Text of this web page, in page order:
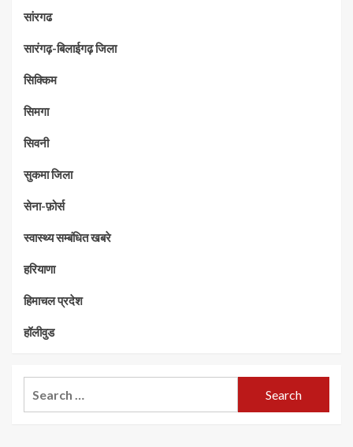
सांरगढ
सारंगढ़-बिलाईगढ़ जिला
सिक्किम
सिमगा
सिवनी
सुकमा जिला
सेना-फ़ोर्स
स्वास्थ्य सम्बंधित खबरे
हरियाणा
हिमाचल प्रदेश
हॉलीवुड